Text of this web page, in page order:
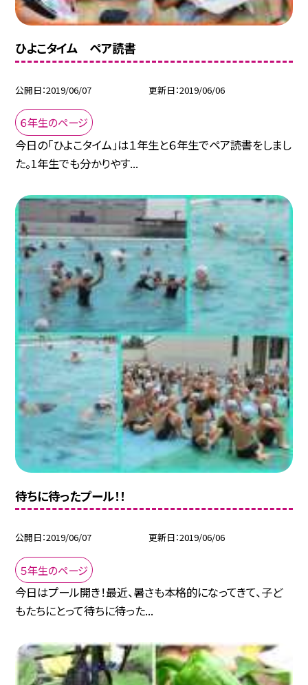
ひよこタイム ペア読書
公開日 2019/06/07 更新日 2019/06/06
６年生のページ
今日の「ひよこタイム」は１年生と６年生でペア読書をしまし
た。1年生でも分かりやす...
待ちに待ったプール！！
公開日 2019/06/07 更新日 2019/06/06
５年生のページ
今日はプール開き！最近、暑さも本格的になってきて、子ど
もたちにとって待ちに待った...